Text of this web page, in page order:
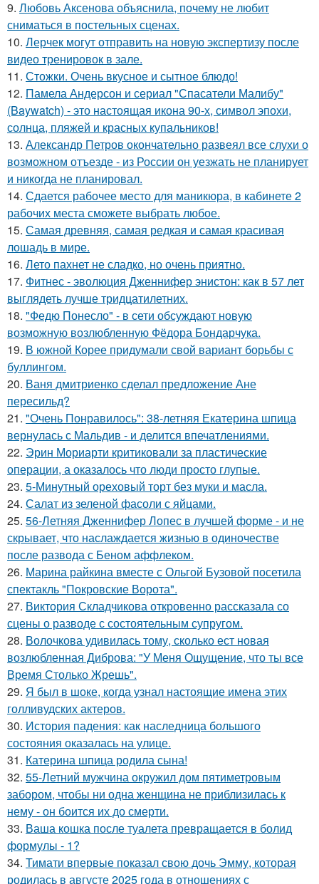
9. Любовь Аксенова объяснила, почему не любит
сниматься в постельных сценах.
10. Лерчек могут отправить на новую экспертизу после
видео тренировок в зале.
11. Стожки. Очень вкусное и сытное блюдо!
12. Памела Андерсон и сериал "Спасатели Малибу"
(Baywatch) - это настоящая икона 90-х, символ эпохи,
солнца, пляжей и красных купальников!
13. Александр Петров окончательно развеял все слухи о
возможном отъезде - из России он уезжать не планирует
и никогда не планировал.
14. Сдается рабочее место для маникюра, в кабинете 2
рабочих места сможете выбрать любое.
15. Самая древняя, самая редкая и самая красивая
лошадь в мире.
16. Лето пахнет не сладко, но очень приятно.
17. Фитнес - эволюция Дженнифер энистон: как в 57 лет
выглядеть лучше тридцатилетних.
18. "Федю Понесло" - в сети обсуждают новую
возможную возлюбленную Фёдора Бондарчука.
19. В южной Корее придумали свой вариант борьбы с
буллингом.
20. Ваня дмитриенко сделал предложение Ане
пересильд?
21. "Очень Понравилось": 38-летняя Екатерина шпица
вернулась с Мальдив - и делится впечатлениями.
22. Эрин Мориарти критиковали за пластические
операции, а оказалось что люди просто глупые.
23. 5-Минутный ореховый торт без муки и масла.
24. Салат из зеленой фасоли с яйцами.
25. 56-Летняя Дженнифер Лопес в лучшей форме - и не
скрывает, что наслаждается жизнью в одиночестве
после развода с Беном аффлеком.
26. Марина райкина вместе с Ольгой Бузовой посетила
спектакль "Покровские Ворота".
27. Виктория Складчикова откровенно рассказала со
сцены о разводе с состоятельным супругом.
28. Волочкова удивилась тому, сколько ест новая
возлюбленная Диброва: "У Меня Ощущение, что ты все
Время Столько Жрешь".
29. Я был в шоке, когда узнал настоящие имена этих
голливудских актеров.
30. История падения: как наследница большого
состояния оказалась на улице.
31. Катерина шпица родила сына!
32. 55-Летний мужчина окружил дом пятиметровым
забором, чтобы ни одна женщина не приблизилась к
нему - он боится их до смерти.
33. Ваша кошка после туалета превращается в болид
формулы - 1?
34. Тимати впервые показал свою дочь Эмму, которая
родилась в августе 2025 года в отношениях с